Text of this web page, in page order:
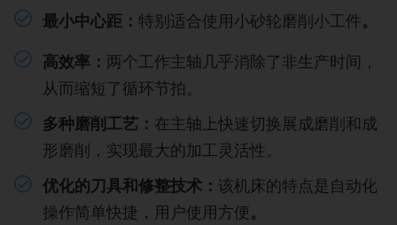
最小中心距： 特别适合使用小砂轮磨削小工件。
高效率： 两个工作主轴几乎消除了非生产时间，
从而缩短了循环节拍。
多种磨削工艺： 在主轴上快速切换展成磨削和成
形磨削，实现最大的加工灵活性。
优化的刀具和修整技术： 该机床的特点是自动化
操作简单快捷，用户使用方便。